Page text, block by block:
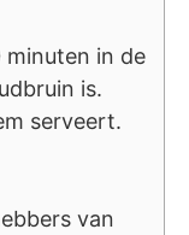
in de
is.
serveert.
van